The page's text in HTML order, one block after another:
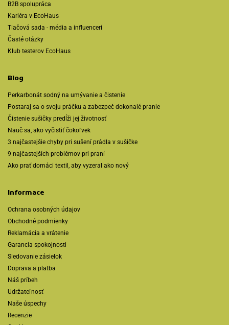
B2B spolupráca
Kariéra v EcoHaus
Tlačová sada - média a influenceri
Časté otázky
Klub testerov EcoHaus
Blog
Perkarbonát sodný na umývanie a čistenie
Postaraj sa o svoju práčku a zabezpeč dokonalé pranie
Čistenie sušičky predĺži jej životnosť
Nauč sa, ako vyčistiť čokoľvek
3 najčastejšie chyby pri sušení prádla v sušičke
9 najčastejších problémov pri praní
Ako prať domáci textil, aby vyzeral ako nový
Informace
Ochrana osobných údajov
Obchodné podmienky
Reklamácia a vrátenie
Garancia spokojnosti
Sledovanie zásielok
Doprava a platba
Náš príbeh
Udržateľnosť
Naše úspechy
Recenzie